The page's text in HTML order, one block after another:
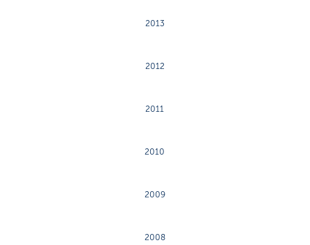
2013
2012
2011
2010
2009
2008